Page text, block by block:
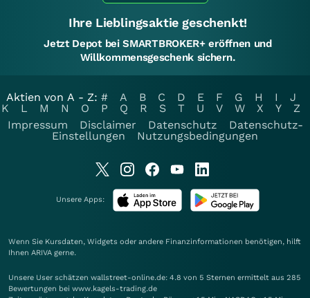
Ihre Lieblingsaktie geschenkt!
Jetzt Depot bei SMARTBROKER+ eröffnen und
Willkommensgeschenk sichern.
Aktien von A - Z: # A B C D E F G H I
J
K
L M N O P Q R S T U V W X Y
Z
Impressum
Disclaimer Datenschutz
Datenschutz-
Einstellungen
Nutzungsbedingungen
Unsere Apps:
Wenn Sie Kursdaten, Widgets oder andere Finanzinformationen benötigen, hilft
Ihnen ARIVA gerne.
Unsere User schätzen wallstreet-online.de: 4.8 von 5 Sternen ermittelt aus 285
Bewertungen bei www.kagels-trading.de